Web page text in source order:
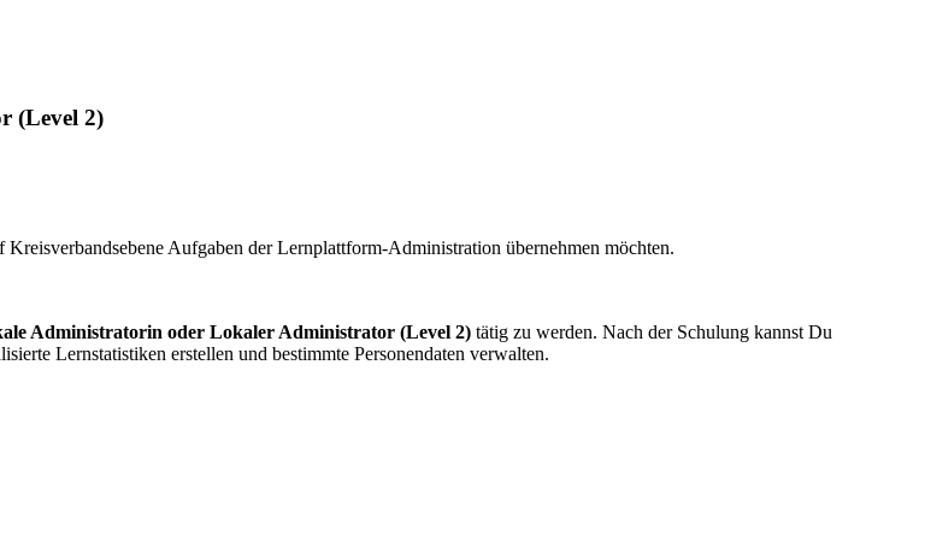
(Level 2)
Aufgaben der Lernplattform-Administration übernehmen möchten.
Administratorin oder Lokaler Administrator (Level 2) tätig zu werden. Nach der Schulung kannst Du
Lernstatistiken erstellen und bestimmte Personendaten verwalten.